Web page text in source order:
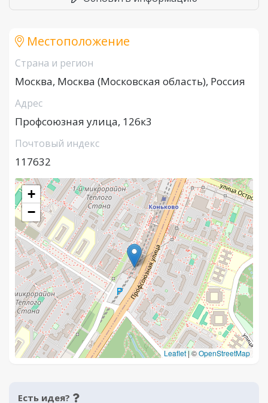
Местоположение
Страна и регион
Москва, Москва (Московская область), Россия
Адрес
Профсоюзная улица, 126к3
Почтовый индекс
117632
+
−
Leaflet |©OpenStreetMap
Есть идея?